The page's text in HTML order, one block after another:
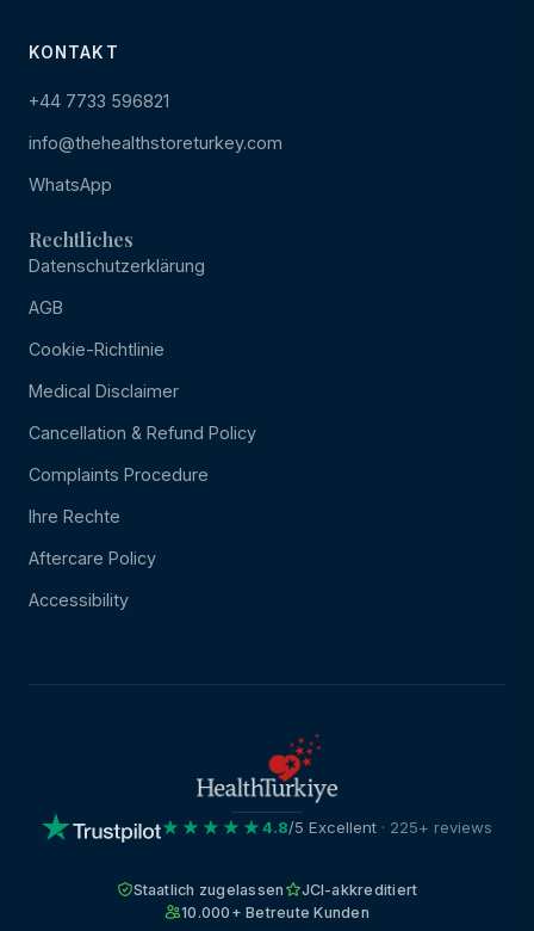
KONTAKT
+44 7733 596821
info@thehealthstoreturkey.com
WhatsApp
Rechtliches
Datenschutzerklärung
AGB
Cookie-Richtlinie
Medical Disclaimer
Cancellation & Refund Policy
Complaints Procedure
Ihre Rechte
Aftercare Policy
Accessibility
★★★★★4.8/5 Excellent · 225+ reviews
Staatlich zugelassen
JCI-akkreditiert
10.000+ Betreute Kunden